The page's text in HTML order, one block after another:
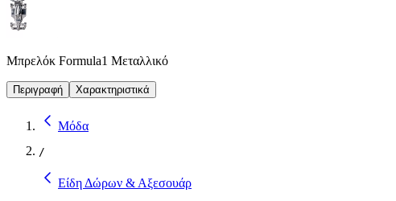
Μπρελόκ Formula1 Μεταλλικό
Περιγραφή Χαρακτηριστικά
Μόδα
/
Είδη Δώρων & Αξεσουάρ